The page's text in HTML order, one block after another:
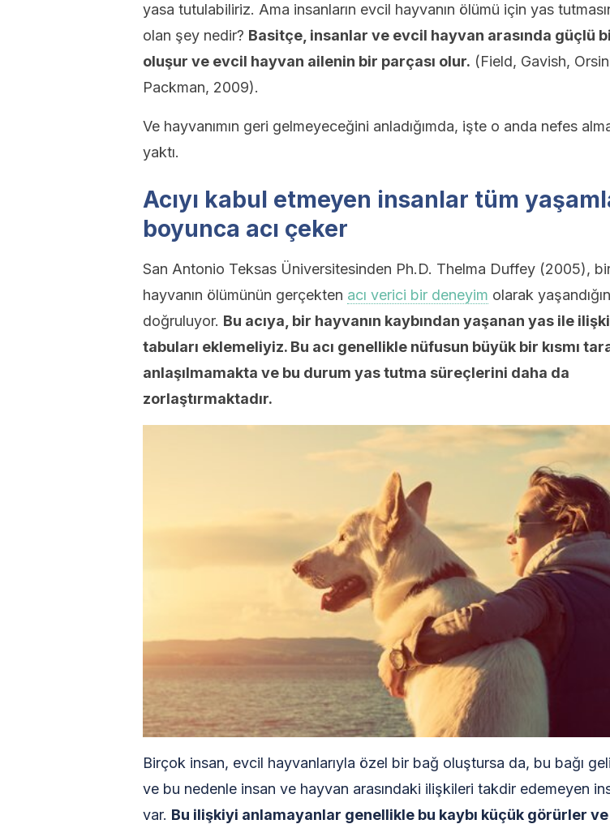
yasa tutulabiliriz. Ama insanların evcil hayvanın ölümü için yas
olan şey nedir? Basitçe, insanlar ve evcil hayvan arasında güçlü
oluşur ve evcil hayvan ailenin bir parçası olur. (Field, Gavish,
Packman, 2009).
Ve hayvanımın geri gelmeyeceğini anladığımda, işte o anda nefes
yaktı.
Acıyı kabul etmeyen insanlar tüm
boyunca acı çeker
San Antonio Teksas Üniversitesinden Ph.D. Thelma Duffey (2005),
hayvanın ölümünün gerçekten acı verici bir deneyim olarak
doğruluyor. Bu acıya, bir hayvanın kaybından yaşanan yas ile
tabuları eklemeliyiz. Bu acı genellikle nüfusun büyük bir kısmı
anlaşılmamakta ve bu durum yas tutma süreçlerini daha da
zorlaştırmaktadır.
Birçok insan, evcil hayvanlarıyla özel bir bağ oluştursa da, bu bağı
ve bu nedenle insan ve hayvan arasındaki ilişkileri takdir edemeyen
var. Bu ilişkiyi anlamayanlar genellikle bu kaybı küçük görürler